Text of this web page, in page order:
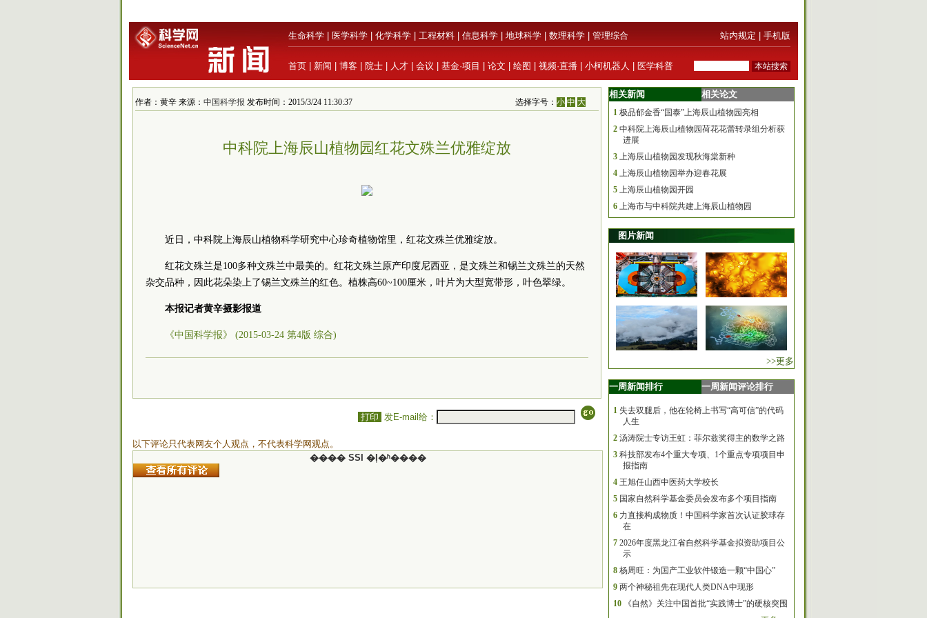
生命科学 医学科学 化学科学 工程材料 信息科学 地球科学 数理科学 管理综合 站内规定 手机版
首页 新闻 博客 院士 人才 会议 基金·项目 论文 绘图 视频·直播 小柯机器人 医学科普
作者：黄辛 来源： 中国科学报 发布时间：2015/3/24 11:30:37 选择字号：小 中 大
中科院上海辰山植物园红花文殊兰优雅绽放
近日，中科院上海辰山植物科学研究中心珍奇植物馆里，红花文殊兰优雅绽放。
红花文殊兰是100多种文殊兰中最美的。红花文殊兰原产印度尼西亚，是文殊兰和锡兰文殊兰的天然
杂交品种，因此花朵染上了锡兰文殊兰的红色。植株高60~100厘米，叶片为大型宽带形，叶色翠绿。
本报记者黄辛摄影报道
《中国科学报》 (2015-03-24 第4版 综合)
打印 发E-mail给：
以下评论只代表网友个人观点，不代表科学网观点。
���� SSI �ļ�ʱ����
相关新闻 相关论文
1 极品郁金香“国泰”上海辰山植物园亮相
2 中科院上海辰山植物园荷花花蕾转录组分析获
进展
3 上海辰山植物园发现秋海棠新种
4 上海辰山植物园举办迎春花展
5 上海辰山植物园开园
6 上海市与中科院共建上海辰山植物园
图片新闻
>>更多
一周新闻排行 一周新闻评论排行
1 失去双腿后，他在轮椅上书写“高可信”的代码
人生
2 汤涛院士专访王虹：菲尔兹奖得主的数学之路
3 科技部发布4个重大专项、1个重点专项项目申
报指南
4 王旭任山西中医药大学校长
5 国家自然科学基金委员会发布多个项目指南
6 力直接构成物质！中国科学家首次认证胶球存
在
7 2026年度黑龙江省自然科学基金拟资助项目公
示
8 杨周旺：为国产工业软件锻造一颗“中国心”
9 两个神秘祖先在现代人类DNA中现形
10
《自然》关注中国首批“实践博士”的硬核突围